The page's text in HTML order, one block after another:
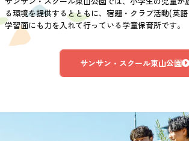
る環境を提供するとともに、宿題・クラブ活動(英
学習面にも力を入れて行っている学童保育所です。
サンサン・スクール東山公園